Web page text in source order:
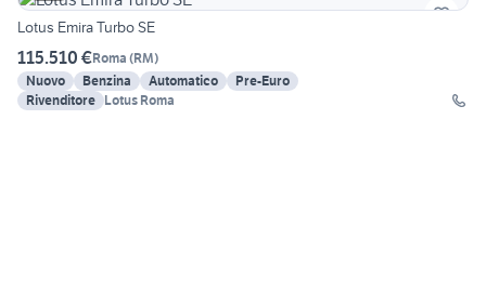
Lotus Emira Turbo SE
115.510 €Roma (RM)
Nuovo
Benzina Automatico
Pre-Euro
Rivenditore Lotus Roma